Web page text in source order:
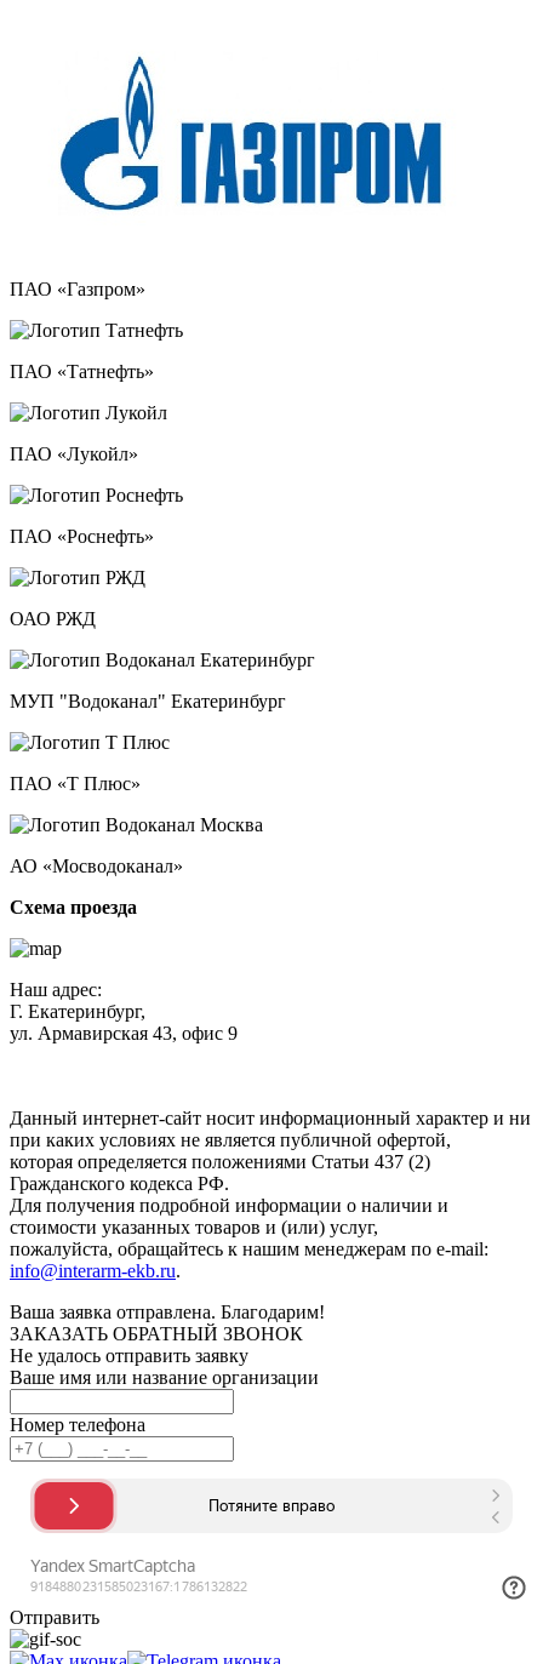
ПАО «Газпром»
ПАО «Татнефть»
ПАО «Лукойл»
ПАО «Роснефть»
ОАО РЖД
МУП "Водоканал" Екатеринбург
ПАО «Т Плюс»
АО «Мосводоканал»
Схема проезда
Наш адрес:
Г. Екатеринбург,
ул. Армавирская 43, офис 9
Данный интернет-сайт носит информационный характер и ни
при каких условиях не является публичной офертой,
которая определяется положениями Статьи 437 (2)
Гражданского кодекса РФ.
Для получения подробной информации о наличии и
стоимости указанных товаров и (или) услуг,
пожалуйста, обращайтесь к нашим менеджерам по e-mail:
info@interarm-ekb.ru.
Ваша заявка отправлена. Благодарим!
ЗАКАЗАТЬ ОБРАТНЫЙ ЗВОНОК
Не удалось отправить заявку
Ваше имя или название организации
Номер телефона
Отправить